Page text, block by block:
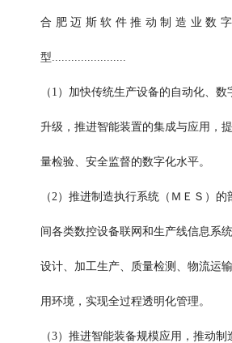
合肥迈斯软件推动制造业数
型.......................
（1）加快传统生产设备的自动化、
升级，推进智能装置的集成与应用，
量检验、安全监督的数字化水平。
（2）推进制造执行系统（ＭＥＳ）
间各类数控设备联网和生产线信息系
设计、加工生产、质量检测、物流运
用环境，实现全过程透明化管理。
（3）推进智能装备规模应用，推动制